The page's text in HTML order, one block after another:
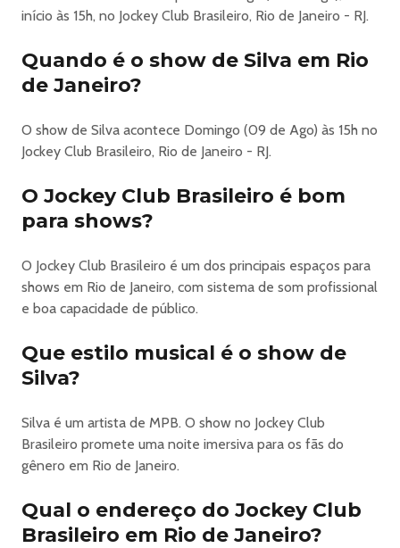
A quarta edição do Doce Maravilha acontece nos dias 7, 8
reafirmando sua proposta de reunir diferentes gerações,
regiões e sonoridades em torno de uma grande
As atrações do Doce Maravilha seguem ancoradas na
mistura entre repertório, descoberta e invenção, unindo a
experiência e o olhar atento de Nelson Motta para
diferentes movimentos da música feita no país.
7 de agosto – sexta-feira
A programação da noite e seu lançamento serão
8 de agosto – sábado
. Paulinho da Viola conv. Maria Bethânia
. Bloco do Silva
. Leci Brandão & Rappin’ Hood
. Cortejo Afro conv. Luedji Luna Luna & Margareth
. Amanda Magalhães
. DJs: Larinhx, Só Lyma, Yasmin Lisboa e Mango DJ Set
. Nelson Motta & Lou Cascudo apresentam: Noites
9 de agosto – domingo
. Caetano Veloso conv. Emicida
início às 15h, no Jockey Club Brasileiro, Rio de Janeiro - RJ.
Quando é o show de Silva em Rio
de Janeiro?
O show de Silva acontece Domingo (09 de Ago) às 15h no
Jockey Club Brasileiro, Rio de Janeiro - RJ.
O Jockey Club Brasileiro é bom
para shows?
O Jockey Club Brasileiro é um dos principais espaços para
shows em Rio de Janeiro, com sistema de som profissional
e boa capacidade de público.
Que estilo musical é o show de
Silva?
Silva é um artista de MPB. O show no Jockey Club
Brasileiro promete uma noite imersiva para os fãs do
gênero em Rio de Janeiro.
Qual o endereço do Jockey Club
Brasileiro em Rio de Janeiro?